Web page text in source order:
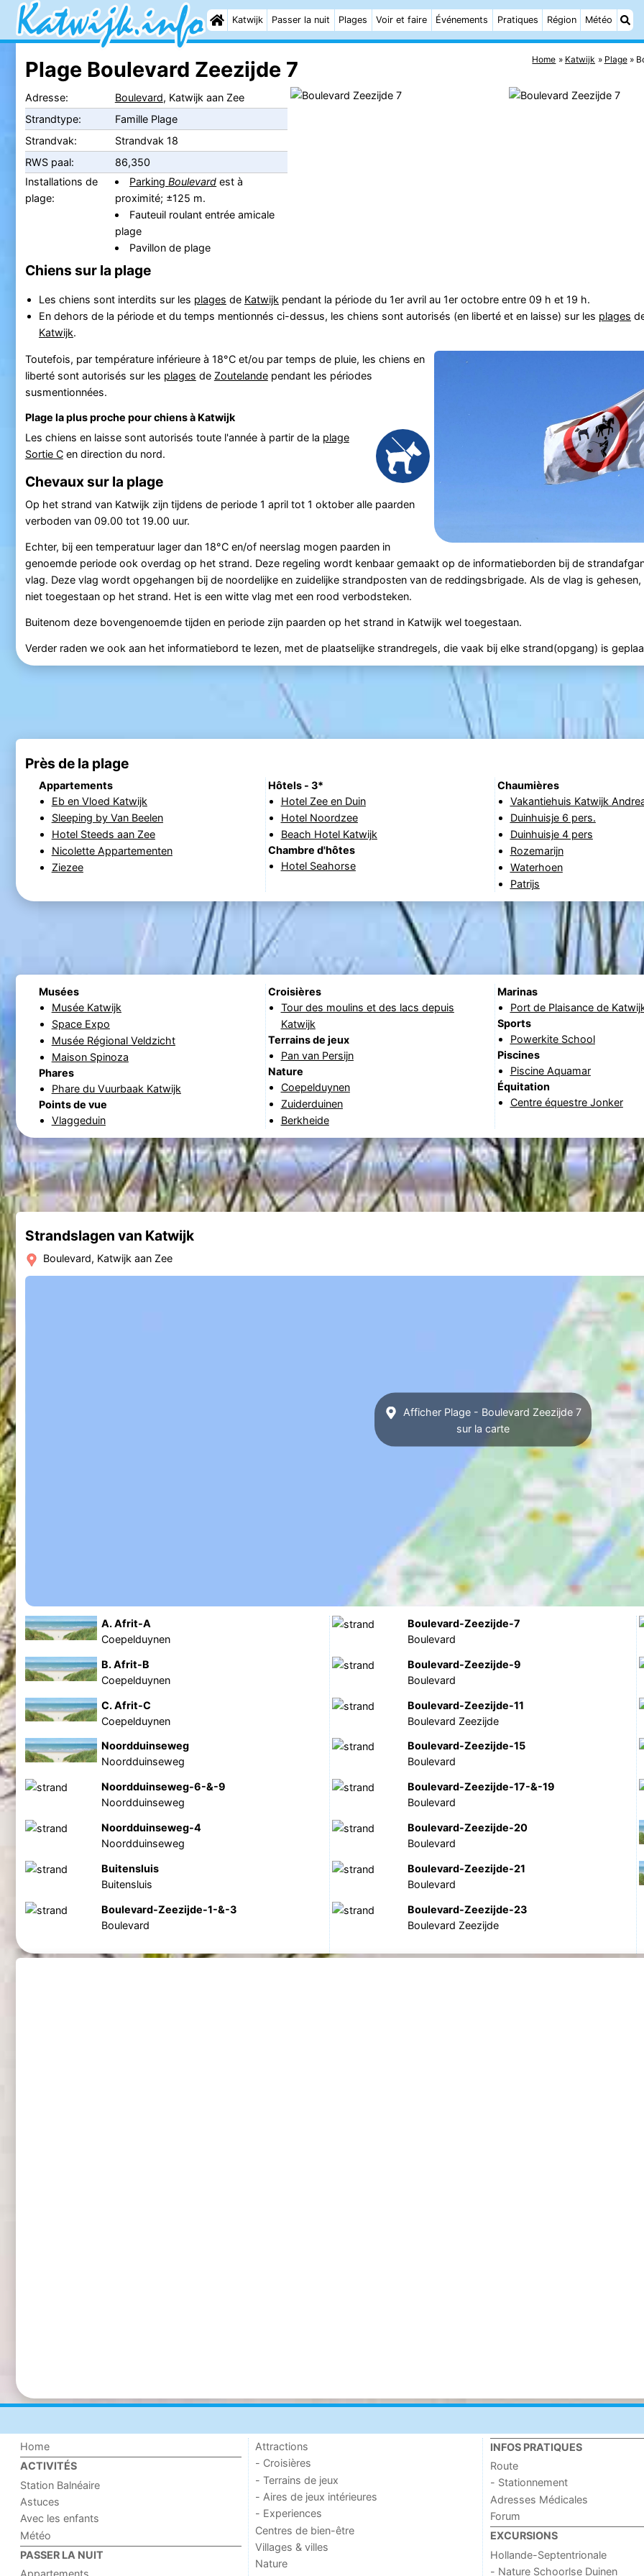
Katwijk Passer la nuit Plages Voir et faire Événements Pratiques Région Météo
Home Katwijk Plage
Plage Boulevard Zeezijde 7
Adresse: Boulevard, Katwijk aan Zee
Strandtype:
Famille Plage
Strandvak:
Strandvak 18
RWS paal:
86,350
Installations de
plage:
ParkingBoulevard est à
proximité; ±125 m.
Fauteuil roulant entrée amicale
plage
Pavillon de plage
Chiens sur la plage
Les chiens sont interdits sur les plages de Katwijk pendant la période du 1er avril au 1er octobre entre 09 h et 19 h.
En dehors de la période et du temps mentionnés ci-dessus, les chiens sont autorisés (en liberté et en laisse) sur les plages
Katwijk.
Toutefois, par température inférieure à 18°C et/ou par temps de pluie, les chiens en
liberté sont autorisés sur les plages de Zoutelandependant les périodes
susmentionnées.
Plage la plus proche pour chiens à Katwijk
Les chiens en laisse sont autorisés toute l'année à partir de la plage
Sortie Cen direction du nord.
Chevaux sur la plage
Op het strand van Katwijk zijn tijdens de periode 1 april tot 1 oktober alle paarden
verboden van 09.00 tot 19.00 uur.
Echter, bij een temperatuur lager dan 18°C en/of neerslag mogen paarden in
genoemde periode ook overdag op het strand. Deze regeling wordt kenbaar gemaakt op de informatieborden bij de
vlag. Deze vlag wordt opgehangen bij de noordelijke en zuidelijke strandposten van de reddingsbrigade. Als de vlag is gehesen,
niet toegestaan op het strand. Het is een witte vlag met een rood verbodsteken.
Buitenom deze bovengenoemde tijden en periode zijn paarden op het strand in Katwijk wel toegestaan.
Verder raden we ook aan het informatiebord te lezen, met de plaatselijke strandregels, die vaak bij elke strand(opgang) is
Près de la plage
Appartements
Eb en Vloed Katwijk
Sleeping by Van Beelen
Hotel Steeds aan Zee
Nicolette Appartementen
Ziezee
Hôtels - 3*
Hotel Zee en Duin
Hotel Noordzee
Beach Hotel Katwijk
Chambre d'hôtes
Hotel Seahorse
Chaumières
Vakantiehuis Katwijk
Duinhuisje 6 pers.
Duinhuisje 4 pers
Rozemarijn
Waterhoen
Patrijs
Musées
Musée Katwijk
Space Expo
Musée Régional Veldzicht
Maison Spinoza
Phares
Phare du Vuurbaak Katwijk
Points de vue
Vlaggeduin
Croisières
Tour des moulins et des lacs depuis
Katwijk
Terrains de jeux
Pan van Persijn
Nature
Coepelduynen
Zuiderduinen
Berkheide
Marinas
Port de Plaisance de
Sports
Powerkite School
Piscines
Piscine Aquamar
Équitation
Centre équestre Jonker
Strandslagen van Katwijk
Boulevard, Katwijk aan Zee
Afficher Plage - Boulevard Zeezijde 7
sur la carte
A. Afrit-A
Coepelduynen
B. Afrit-B
Coepelduynen
C. Afrit-C
Coepelduynen
Noordduinseweg
Noordduinseweg
Noordduinseweg-6-&-9
Noordduinseweg
Noordduinseweg-4
Noordduinseweg
Buitensluis
Buitensluis
Boulevard-Zeezijde-1-&-3
Boulevard
Boulevard-Zeezijde-7
Boulevard
Boulevard-Zeezijde-9
Boulevard
Boulevard-Zeezijde-11
Boulevard Zeezijde
Boulevard-Zeezijde-15
Boulevard
Boulevard-Zeezijde-17-&-19
Boulevard
Boulevard-Zeezijde-20
Boulevard
Boulevard-Zeezijde-21
Boulevard
Boulevard-Zeezijde-23
Boulevard Zeezijde
Home
ACTIVITÉS
Station Balnéaire
Astuces
Avec les enfants
Météo
PASSER LA NUIT
Attractions
- Croisières
- Terrains de jeux
- Aires de jeux intérieures
- Experiences
Centres de bien-être
Villages & villes
Nature
INFOS PRATIQUES
Route
- Stationnement
Adresses Médicales
Forum
EXCURSIONS
Hollande-Septentrionale
- Nature Schoorlse Duinen